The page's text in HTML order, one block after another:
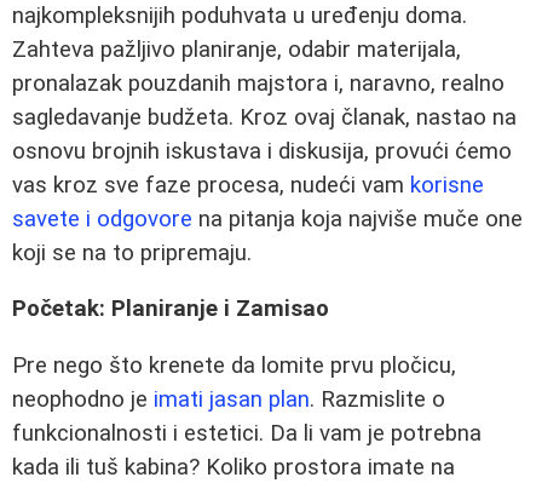
najkompleksnijih poduhvata u uređenju doma.
Zahteva pažljivo planiranje, odabir materijala,
pronalazak pouzdanih majstora i, naravno, realno
sagledavanje budžeta. Kroz ovaj članak, nastao na
osnovu brojnih iskustava i diskusija, provući ćemo
vas kroz sve faze procesa, nudeći vam korisne
savete i odgovore na pitanja koja najviše muče one
koji se na to pripremaju.
Početak: Planiranje i Zamisao
Pre nego što krenete da lomite prvu pločicu,
neophodno je imati jasan plan. Razmislite o
funkcionalnosti i estetici. Da li vam je potrebna
kada ili tuš kabina? Koliko prostora imate na